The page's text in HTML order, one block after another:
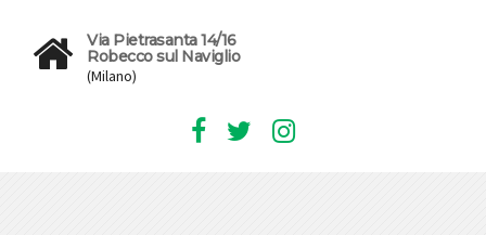
Via Pietrasanta 14/16
Robecco sul Naviglio
(Milano)